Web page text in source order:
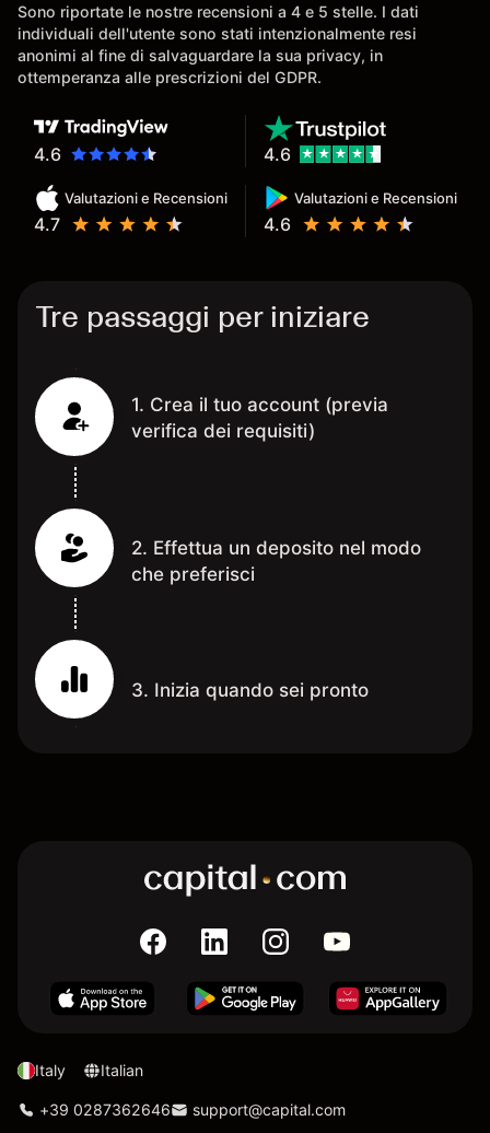
Sono riportate le nostre recensioni a 4 e 5 stelle. I dati
individuali dell'utente sono stati intenzionalmente resi
anonimi al fine di salvaguardare la sua privacy, in
ottemperanza alle prescrizioni del GDPR.
4.6
Valutazioni e Recensioni
4.7
Valutazioni e Recensioni
4.6
4.6
Tre passaggi per iniziare
1. Crea il tuo account (previa
verifica dei requisiti)
2. Effettua un deposito nel modo
che preferisci
3. Inizia quando sei pronto
Italy Italian
+39 0287362646 support@capital.com